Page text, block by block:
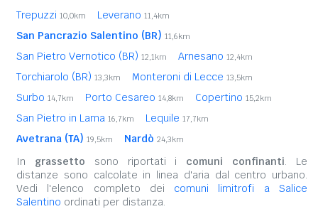
Trepuzzi 10,0km Leverano 11,4km
San Pancrazio Salentino (BR) 11,6km
San Pietro Vernotico (BR) 12,1km Arnesano 12,4km
Torchiarolo (BR) 13,3km Monteroni di Lecce 13,5km
Surbo 14,7km Porto Cesareo 14,8km Copertino 15,2km
San Pietro in Lama 16,7km Lequile 17,7km
Avetrana (TA) 19,5km Nardò 24,3km
In grassetto sono riportati i comuni confinanti. Le
distanze sono calcolate in linea d'aria dal centro urbano.
Vedi l'elenco completo dei comuni limitrofi a Salice
Salentino ordinati per distanza.